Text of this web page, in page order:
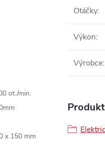
ot./min.
x 150 mm
Otáčky:
Výkon:
Výrobce: